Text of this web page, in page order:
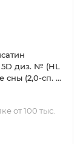
диз. № (HL
сны (2,0-сп. с
от 100 тыс.